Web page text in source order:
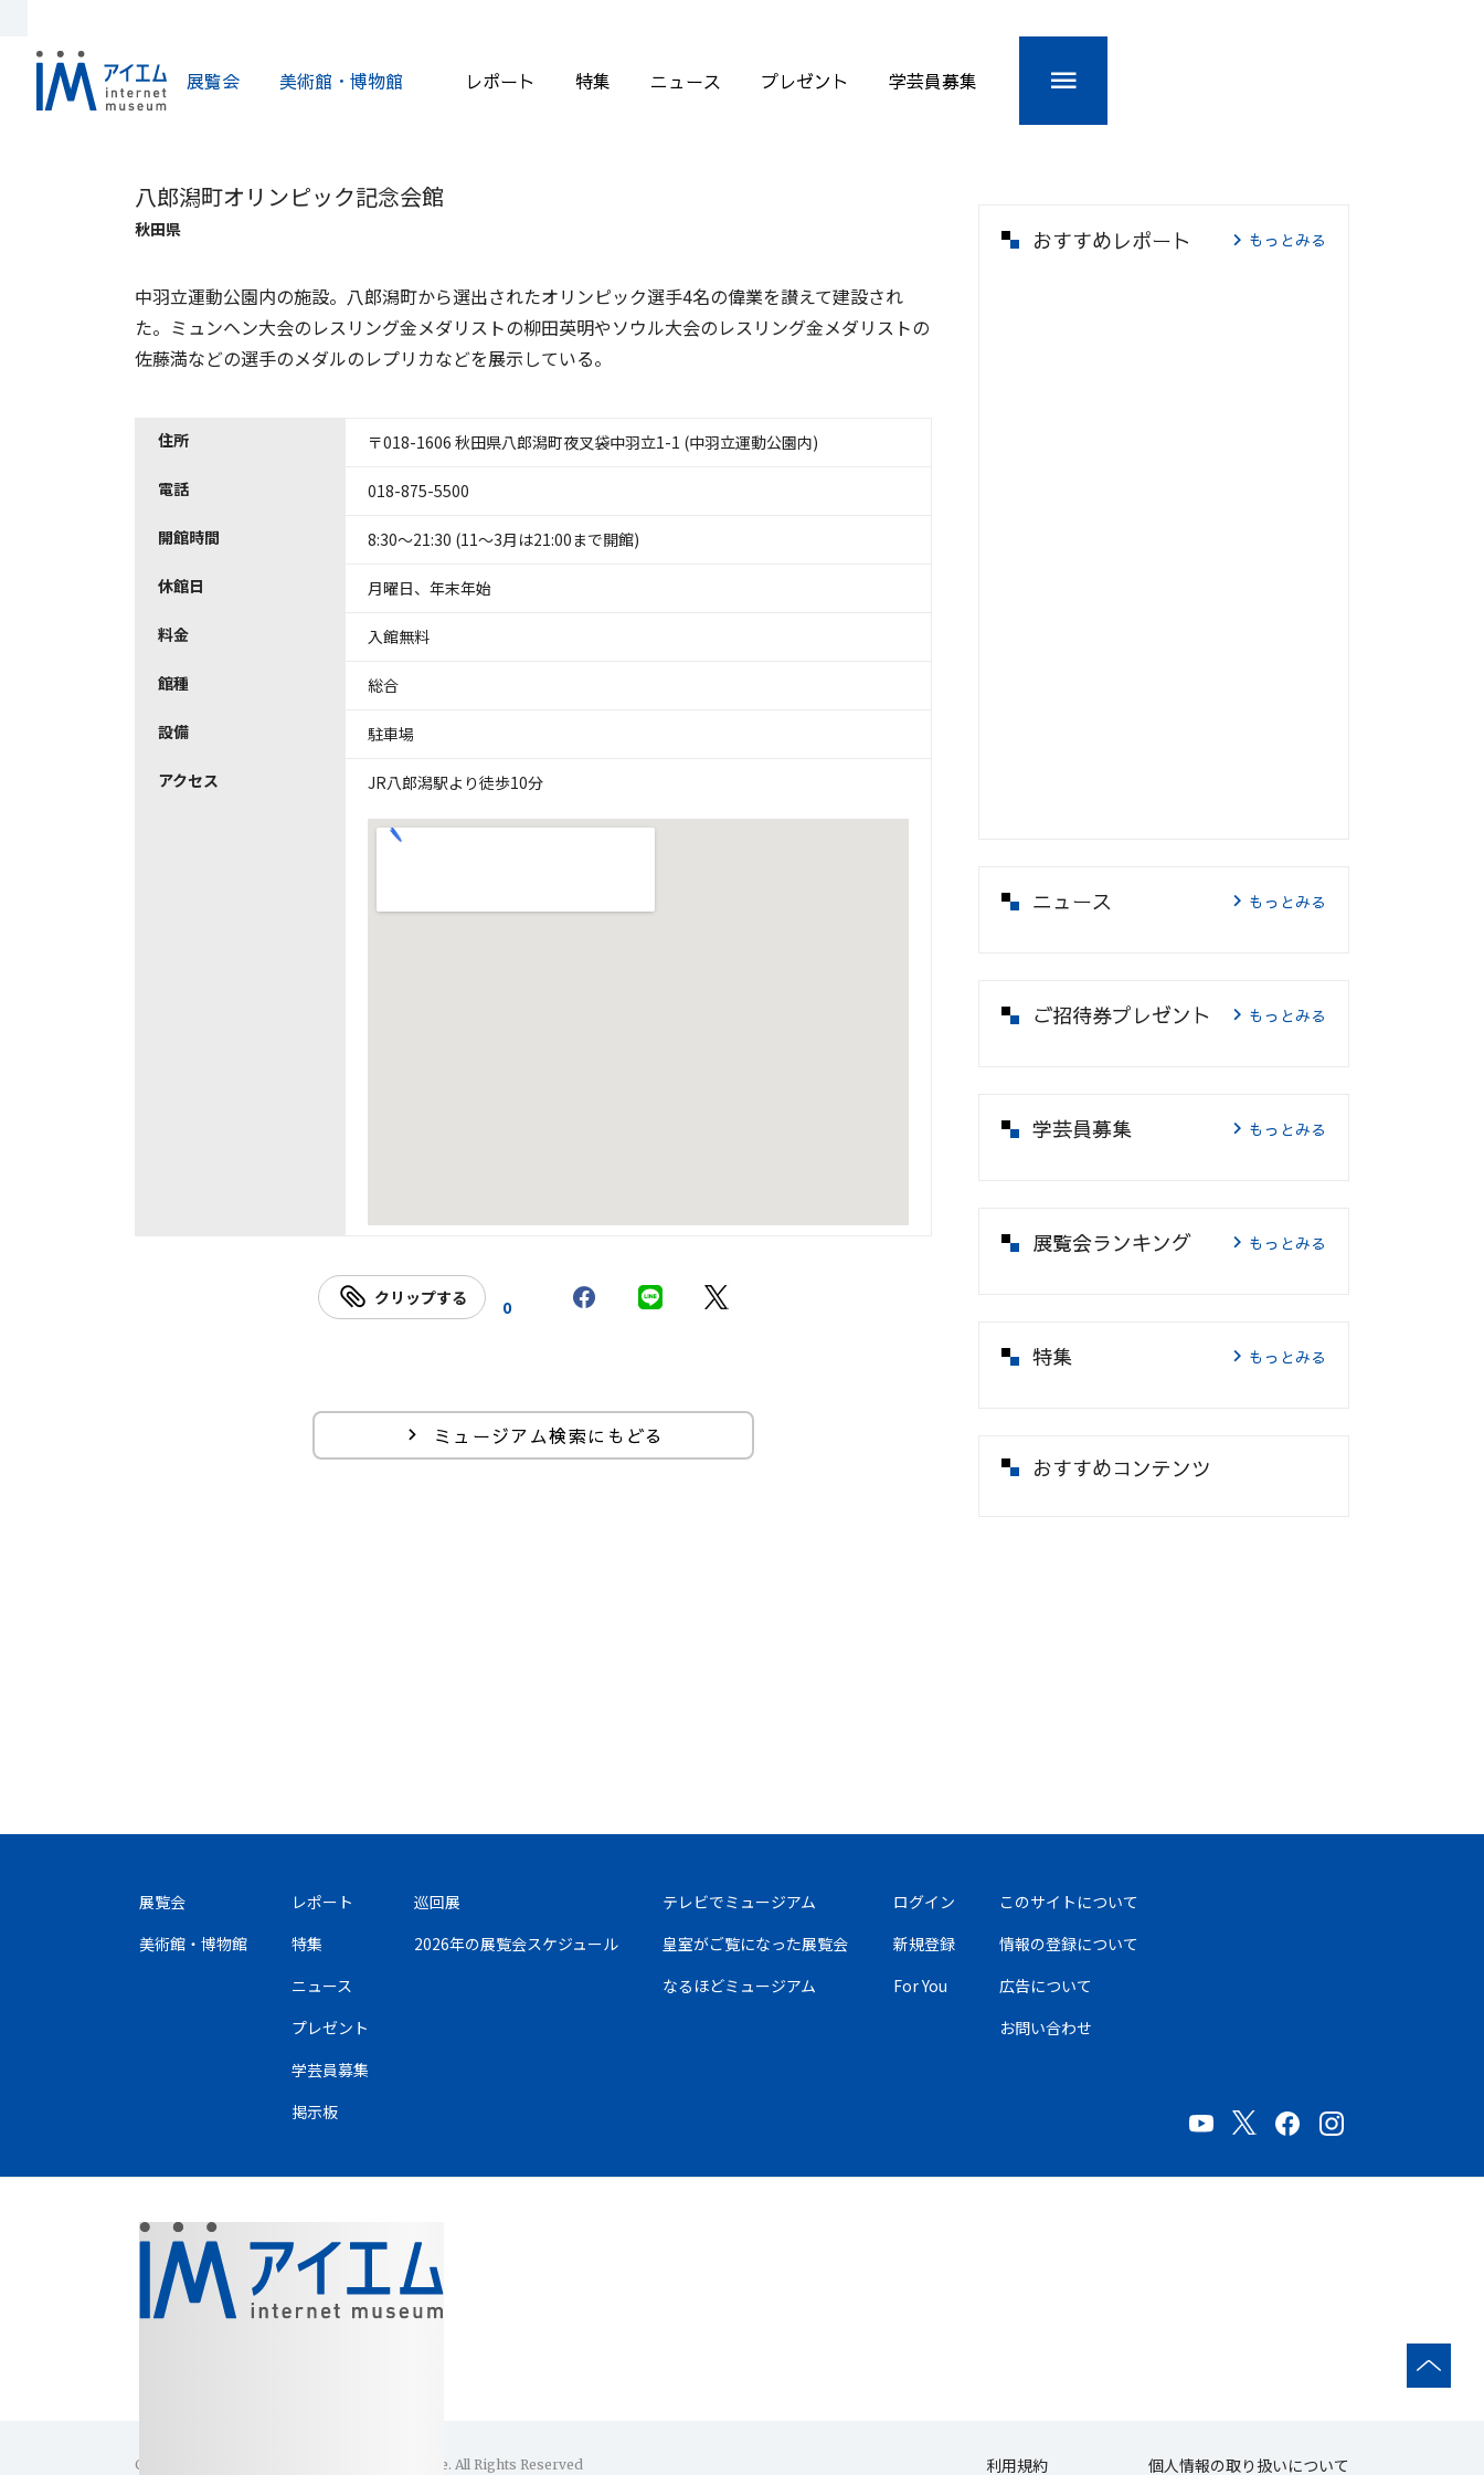
展覧会 美術館・博物館 レポート 特集 ニュース プレゼント 学芸員募集
八郎潟町オリンピック記念会館
秋田県
中羽立運動公園内の施設。八郎潟町から選出されたオリンピック選手4名の偉業を讃えて建設され
た。ミュンヘン大会のレスリング金メダリストの柳田英明やソウル大会のレスリング金メダリストの
佐藤満などの選手のメダルのレプリカなどを展示している。
住所 〒018-1606 秋田県八郎潟町夜叉袋中羽立1-1 (中羽立運動公園内)
電話 018-875-5500
開館時間 8:30～21:30 (11～3月は21:00まで開館)
休館日 月曜日、年末年始
料金 入館無料
館種 総合
設備 駐車場
アクセス JR八郎潟駅より徒歩10分
クリップする 0
ミュージアム検索にもどる
おすすめレポート もっとみる
ニュース もっとみる
ご招待券プレゼント もっとみる
学芸員募集 もっとみる
展覧会ランキング もっとみる
特集 もっとみる
おすすめコンテンツ
展覧会
美術館・博物館
レポート
特集
ニュース
プレゼント
学芸員募集
掲示板
巡回展
2026年の展覧会スケジュール
テレビでミュージアム
皇室がご覧になった展覧会
なるほどミュージアム
ログイン
新規登録
For You
このサイトについて
情報の登録について
広告について
お問い合わせ
Copyright(C)1996-2026 Internet Museum Office. All Rights Reserved 利用規約 個人情報の取り扱いについて